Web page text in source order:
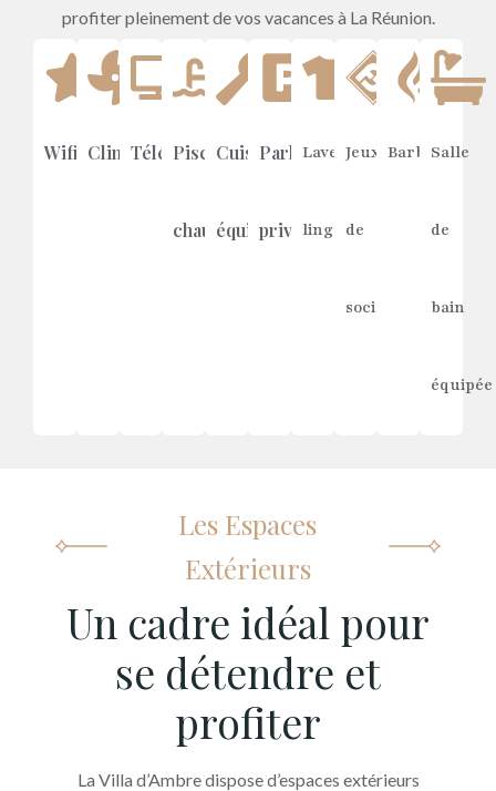
profiter pleinement de vos vacances à La Réunion.
Wifi Climatisation
TélévisionPiscine
chauffée
Cuisine
équipée
Parking
privé
Lave-
linge
Jeux
de
société
Barbecue
Salle
de
bain
équipée
Les Espaces
Extérieurs
Un cadre idéal pour
se détendre et
profiter
La Villa d’Ambre dispose d’espaces extérieurs